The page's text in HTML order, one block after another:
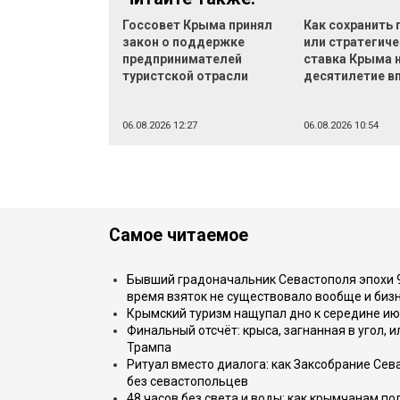
Госсовет Крыма принял
закон о поддержке
предпринимателей
туристской отрасли
06.08.2026 12:27
Как сохранить
или
ставка Крыма
десятилетие
06.08.2026 10:54
Самое читаемое
Бывший градоначальник Севастополя эпохи
время взяток не существовало вообще и
Крымский туризм нащупал дно к середине
Финальный отсчёт: крыса, загнанная в угол,
Трампа
Ритуал вместо диалога: как Заксобрание
без севастопольцев